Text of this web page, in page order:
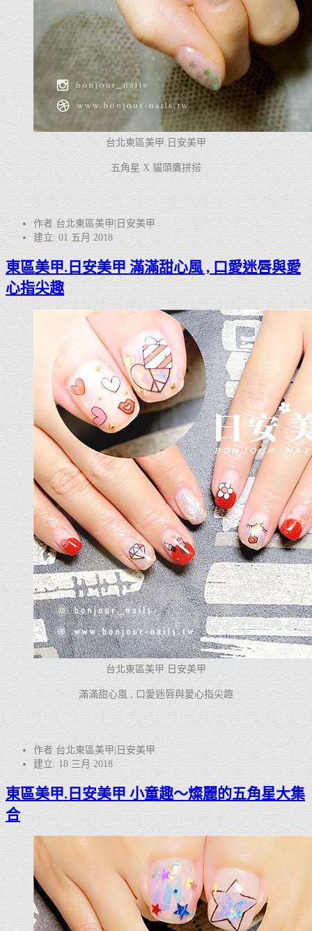
台北東區美甲.日安美甲
五角星 X 貓頭鷹拼搭
作者 台北東區美甲|日安美甲
建立: 01 五月 2018
東區美甲.日安美甲 滿滿甜心風 , 口愛迷唇與愛
心指尖趣
台北東區美甲.日安美甲
滿滿甜心風 , 口愛迷唇與愛心指尖趣
作者 台北東區美甲|日安美甲
建立: 18 三月 2018
東區美甲.日安美甲 小童趣～燦麗的五角星大集
合